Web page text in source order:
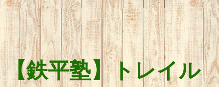
【鉄平塾】トレイル